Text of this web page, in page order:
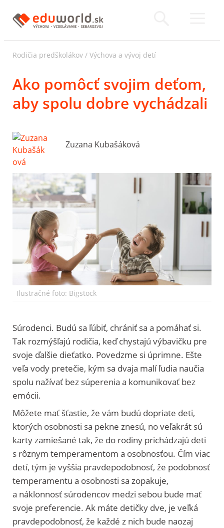
Rodičia predškolákov / Výchova a vývoj detí
Ako pomôcť svojim deťom,
aby spolu dobre vychádzali
Zuzana Kubašáková
Ilustračné foto: Bigstock
Súrodenci. Budú sa ľúbiť, chrániť sa a pomáhať si.
Tak rozmýšľajú rodičia, keď chystajú výbavičku pre
svoje ďalšie dieťatko. Povedzme si úprimne. Ešte
veľa vody pretečie, kým sa dvaja malí ľudia naučia
spolu nažívať bez súperenia a komunikovať bez
emócii.
Môžete mať šťastie, že vám budú dopriate deti,
ktorých osobnosti sa pekne znesú, no veľakrát sú
karty zamiešané tak, že do rodiny prichádzajú deti
s rôznym temperamentom a osobnosťou. Čím viac
detí, tým je vyššia pravdepodobnosť, že podobnosť
temperamentu a osobnosti sa zopakuje,
a náklonnosť súrodencov medzi sebou bude mať
svoje preferencie. Ak máte detičky dve, je veľká
pravdepodobnosť, že každé z nich bude naozaj